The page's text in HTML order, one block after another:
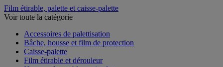
Film étirable, palette et caisse-palette
Voir toute la catégorie
Accessoires de palettisation
Bâche, housse et film de protection
Caisse-palette
Film étirable et dérouleur